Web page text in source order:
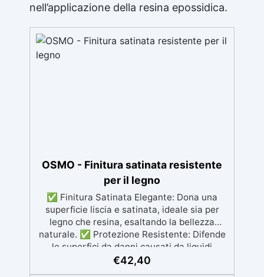
nell’applicazione della resina epossidica.
OSMO - Finitura satinata resistente
per il legno
✅ Finitura Satinata Elegante: Dona una
superficie liscia e satinata, ideale sia per
legno che resina, esaltando la bellezza
naturale. ✅ Protezione Resistente: Difende
le superfici da danni causati da liquidi
comuni come vino, caffè e succhi, oltre a
€42,40